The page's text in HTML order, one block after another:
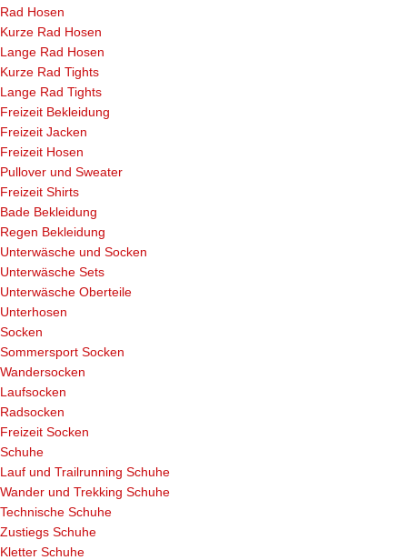
Rad Hosen
Kurze Rad Hosen
Lange Rad Hosen
Kurze Rad Tights
Lange Rad Tights
Freizeit Bekleidung
Freizeit Jacken
Freizeit Hosen
Pullover und Sweater
Freizeit Shirts
Bade Bekleidung
Regen Bekleidung
Unterwäsche und Socken
Unterwäsche Sets
Unterwäsche Oberteile
Unterhosen
Socken
Sommersport Socken
Wandersocken
Laufsocken
Radsocken
Freizeit Socken
Schuhe
Lauf und Trailrunning Schuhe
Wander und Trekking Schuhe
Technische Schuhe
Zustiegs Schuhe
Kletter Schuhe